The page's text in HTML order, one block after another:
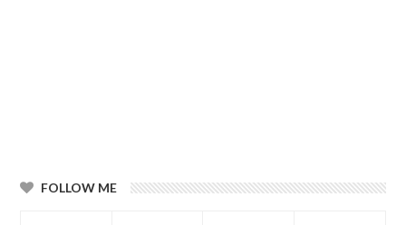
FOLLOW ME